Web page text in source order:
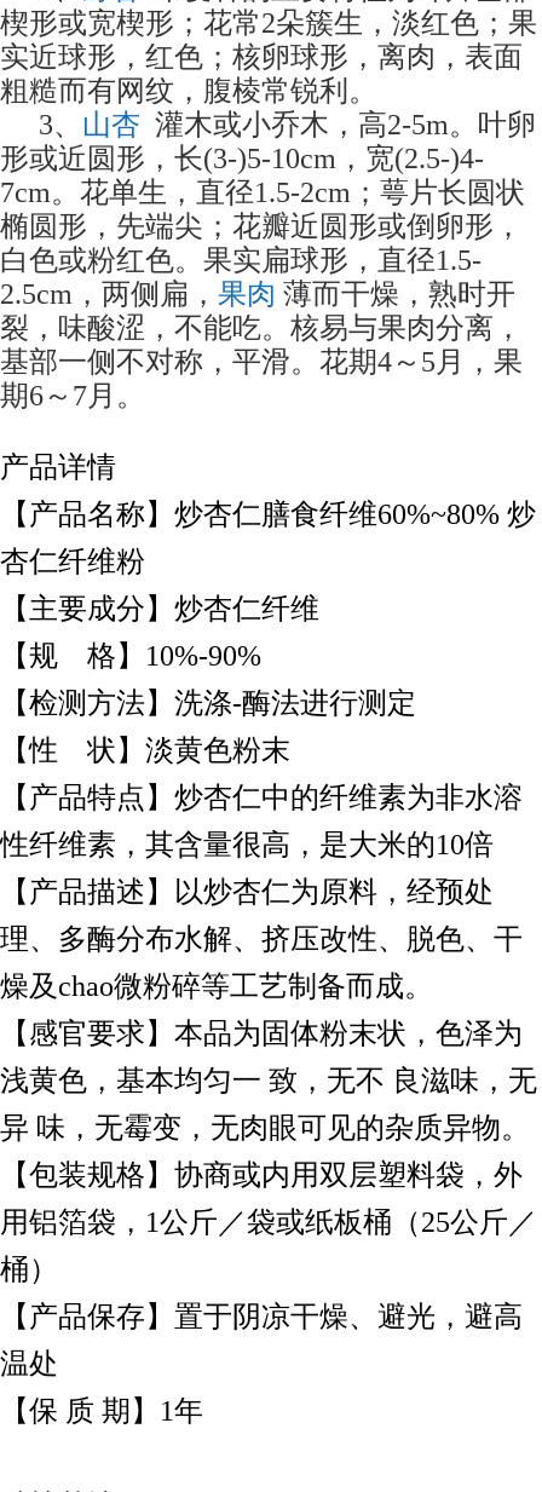
楔形或宽楔形；花常2朵簇生，淡红色；果
实近球形，红色；核卵球形，离肉，表面
粗糙而有网纹，腹棱常锐利。
3、 山杏 灌木或小乔木，高2-5m。叶卵
形或近圆形，长(3-)5-10cm，宽(2.5-)4-
7cm。花单生，直径1.5-2cm；萼片长圆状
椭圆形，先端尖；花瓣近圆形或倒卵形，
白色或粉红色。果实扁球形，直径1.5-
2.5cm，两侧扁， 果肉 薄而干燥，熟时开
裂，味酸涩，不能吃。核易与果肉分离，
基部一侧不对称，平滑。花期4～5月，果
期6～7月。
产品详情
【产品名称】炒杏仁膳食纤维60%~80% 炒
杏仁纤维粉
【主要成分】炒杏仁纤维
【规 格】10%-90%
【检测方法】洗涤-酶法进行测定
【性 状】淡黄色粉末
【产品特点】炒杏仁中的纤维素为非水溶
性纤维素，其含量很高，是大米的10倍
【产品描述】以炒杏仁为原料，经预处
理、多酶分布水解、挤压改性、脱色、干
燥及chao微粉碎等工艺制备而成。
【感官要求】本品为固体粉末状，色泽为
浅黄色，基本均匀一 致，无不 良滋味，无
异 味，无霉变，无肉眼可见的杂质异物。
【包装规格】协商或内用双层塑料袋，外
用铝箔袋，1公斤／袋或纸板桶（25公斤／
桶）
【产品保存】置于阴凉干燥、避光，避高
温处
【保 质 期】1年